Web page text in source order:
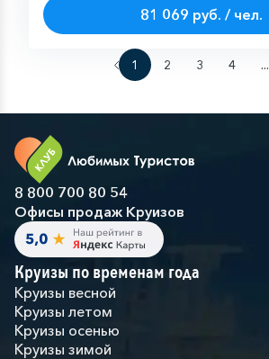
81 069 руб. / чел.
1 2 3 4 ...
8 800 700 80 54
Офисы продаж Круизов
Круизы по временам года
Круизы весной
Круизы летом
Круизы осенью
Круизы зимой